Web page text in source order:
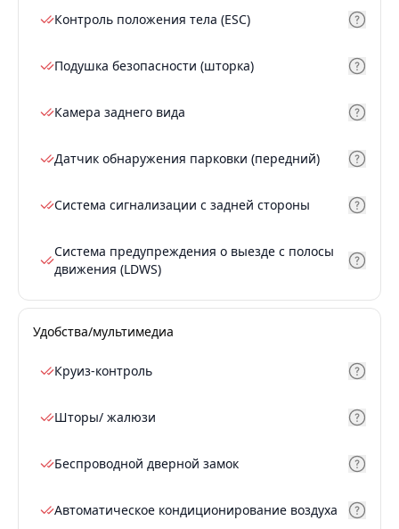
Контроль положения тела (ESC)
Подушка безопасности (шторка)
Камера заднего вида
Датчик обнаружения парковки (передний)
Система сигнализации с задней стороны
Система предупреждения о выезде с полосы
движения (LDWS)
Удобства/мультимедиа
Круиз-контроль
Шторы/ жалюзи
Беспроводной дверной замок
Автоматическое кондиционирование воздуха